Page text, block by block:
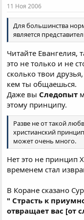
11 Ноя 2006
Для большинства
является
Читайте Евангелия,
это не только и не
сколько твои
кем ты общаешься.
Даже вы Следопыт
этому принципу.
Разве не от такой
христианский
может очень много.
Нет это не принцип
временем стал
В Коране сказано
" Страсть к
отвращает вас [от